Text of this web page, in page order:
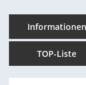
Informationen
TOP-Liste